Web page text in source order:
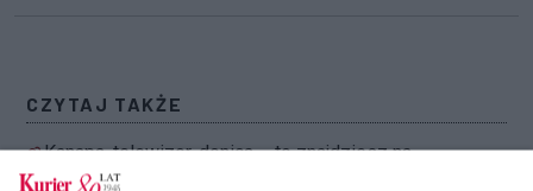
CZYTAJ TAKŻE
Kanapa, telewizor, donica – to znajdziesz na
jezdni